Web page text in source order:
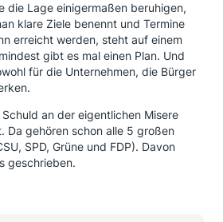
Und auch in anderen Ländern
in der Energiefrage rum (z.B.
EDF verstaatlicht werden, da der
an die Kunden
die Pleite gerutscht, da die
sind.
wir Winter dann auch genug
die Lage einigermaßen beruhigen,
klare Ziele benennt und Termine
erreicht werden, steht auf einem
gibt es mal einen Plan. Und
für die Unternehmen, die Bürger
an der eigentlichen Misere
Da gehören schon alle 5 großen
SPD, Grüne und FDP). Davon
geschrieben.